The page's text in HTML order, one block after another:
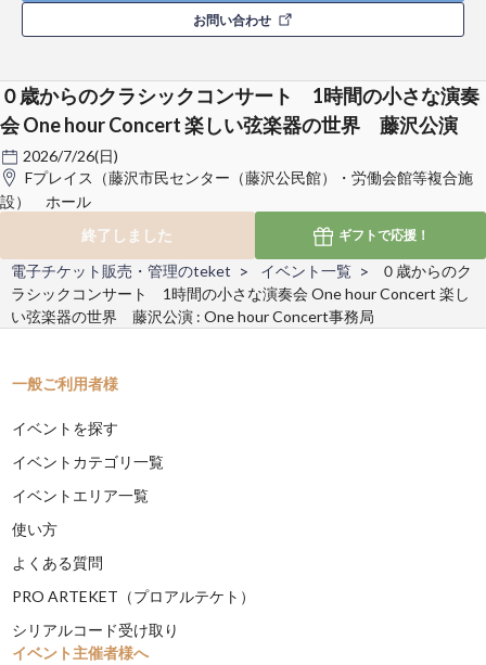
お問い合わせ
０歳からのクラシックコンサート 1時間の小さな演奏
会 One hour Concert 楽しい弦楽器の世界 藤沢公演
2026/7/26(日)
Fプレイス（藤沢市民センター（藤沢公民館）・労働会館等複合施
設） ホール
終了しました
ギフトで応援！
電子チケット販売・管理のteket イベント一覧
０歳からのク
ラシックコンサート 1時間の小さな演奏会 One hour Concert 楽し
い弦楽器の世界 藤沢公演 : One hour Concert事務局
一般ご利用者様
イベントを探す
イベントカテゴリ一覧
イベントエリア一覧
使い方
よくある質問
PRO ARTEKET（プロアルテケト）
シリアルコード受け取り
イベント主催者様へ